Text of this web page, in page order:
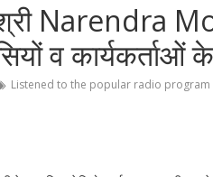
श्री Narendra
व कार्यकर्ताओं
Listened to the popular radio